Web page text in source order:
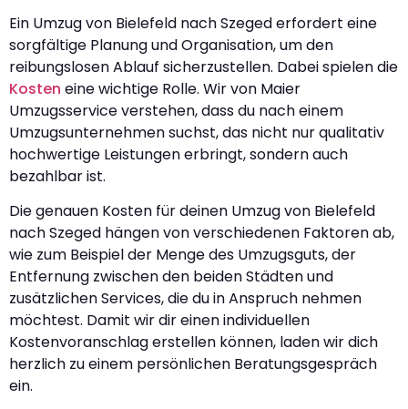
Ein Umzug von Bielefeld nach Szeged erfordert eine
sorgfältige Planung und Organisation, um den
reibungslosen Ablauf sicherzustellen. Dabei spielen die
Kosten eine wichtige Rolle. Wir von Maier
Umzugsservice verstehen, dass du nach einem
Umzugsunternehmen suchst, das nicht nur qualitativ
hochwertige Leistungen erbringt, sondern auch
bezahlbar ist.
Die genauen Kosten für deinen Umzug von Bielefeld
nach Szeged hängen von verschiedenen Faktoren ab,
wie zum Beispiel der Menge des Umzugsguts, der
Entfernung zwischen den beiden Städten und
zusätzlichen Services, die du in Anspruch nehmen
möchtest. Damit wir dir einen individuellen
Kostenvoranschlag erstellen können, laden wir dich
herzlich zu einem persönlichen Beratungsgespräch
ein.